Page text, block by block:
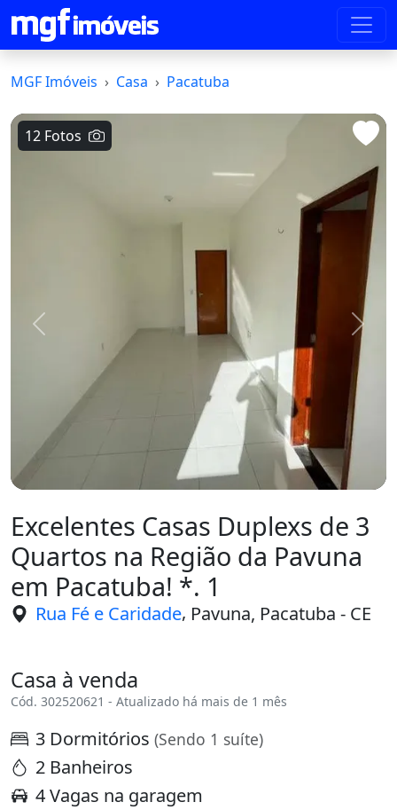
MGF Imóveis Casa Pacatuba
12 Fotos
Voltar
Excelentes Casas Duplexs de 3
Quartos na Região da Pavuna
em Pacatuba! *. 1
Rua Fé e Caridade, Pavuna, Pacatuba - CE
Casa à venda
Cód. 302520621 - Atualizado há mais de 1 mês
3 Dormitórios (Sendo 1 suíte)
2 Banheiros
4 Vagas na garagem